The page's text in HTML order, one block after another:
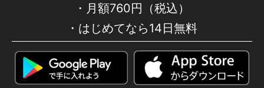
月額760円（税込）
はじめてなら14日無料